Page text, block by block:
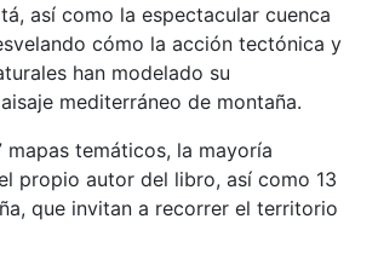
así como la espectacular cuenca
cómo la acción tectónica y
han modelado su
mediterráneo de montaña.
mapas temáticos, la mayoría
propio autor del libro, así como 13
que invitan a recorrer el territorio